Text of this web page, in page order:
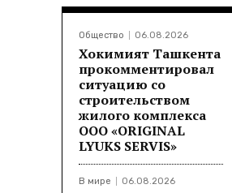
Общество 06.08.2026
Хокимият Ташкента
прокомментировал
ситуацию со
строительством
жилого комплекса
ООО «ORIGINAL
LYUKS SERVIS»
В мире 06.08.2026